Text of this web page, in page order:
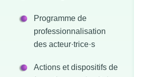
Programme de
professionnalisation
des acteur·trice·s
Actions et dispositifs de